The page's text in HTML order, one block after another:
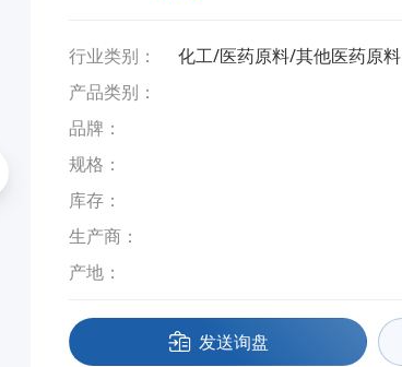
行业类别：
化工/医药原料/其他医药原料
产品类别：
品牌：
规格：
库存：
生产商：
产地：
发送询盘